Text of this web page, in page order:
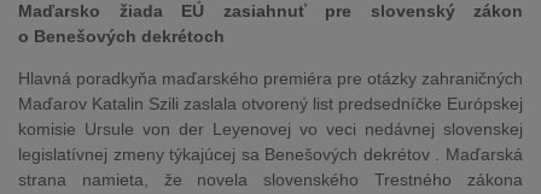
Maďarsko žiada EÚ zasiahnuť pre slovenský zákon
o Benešových dekrétoch
Hlavná poradkyňa maďarského premiéra pre otázky zahraničných
Maďarov Katalin Szili zaslala otvorený list predsedníčke Európskej
komisie Ursule von der Leyenovej vo veci nedávnej slovenskej
legislatívnej zmeny týkajúcej sa Benešových dekrétov . Maďarská
strana namieta, že novela slovenského Trestného zákona